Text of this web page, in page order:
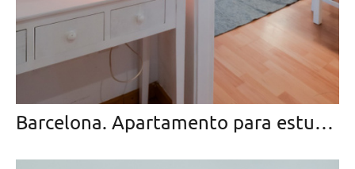
Barcelona. Apartamento para estudiantes